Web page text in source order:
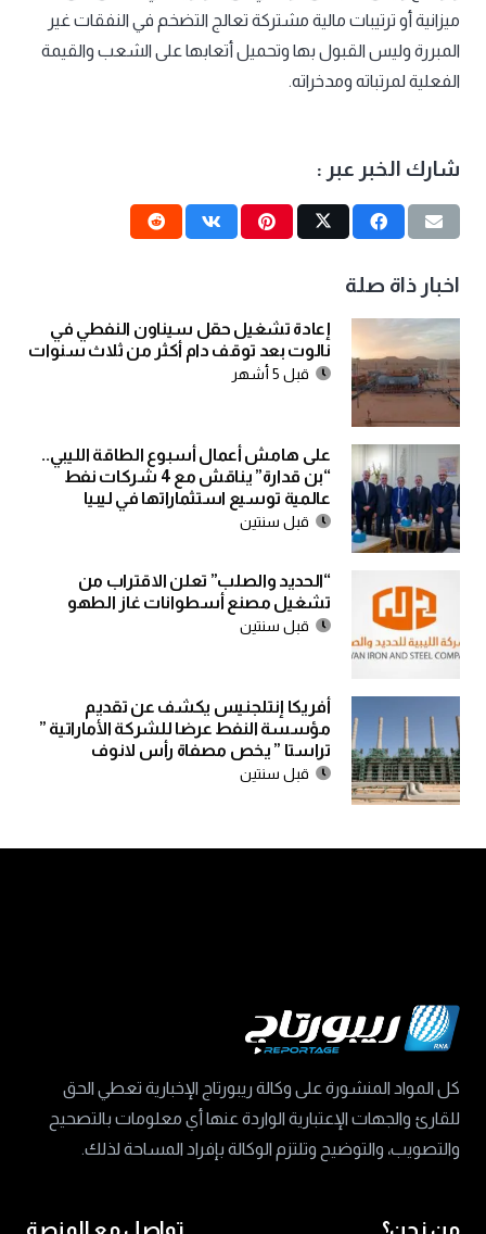
ميزانية أو ترتيبات مالية مشتركة تعالج التضخم في النفقات غير
المبررة وليس القبول بها وتحميل أتعابها على الشعب والقيمة
الفعلية لمرتباته ومدخراته.
شارك الخبر عبر :
اخبار ذاة صلة
إعادة تشغيل حقل سيناون النفطي في
نالوت بعد توقف دام أكثر من ثلاث سنوات
قبل 5 أشهر
على هامش أعمال أسبوع الطاقة الليبي..
“بن قدارة” يناقش مع 4 شركات نفط
عالمية توسيع استثماراتها في ليبيا
قبل سنتين
“الحديد والصلب” تعلن الاقتراب من
تشغيل مصنع أسطوانات غاز الطهو
قبل سنتين
أفريكا إنتلجنيس يكشف عن تقديم
مؤسسة النفط عرضا للشركة الأماراتية ”
تراستا ” يخص مصفاة رأس لانوف
قبل سنتين
كل المواد المنشورة على وكالة ريبورتاج الإخبارية تعطي الحق
للقارئ والجهات الإعتبارية الواردة عنها أي معلومات بالتصحيح
والتصويب، والتوضيح وتلتزم الوكالة بإفراد المساحة لذلك.
من نحن؟ تواصل مع المنصة